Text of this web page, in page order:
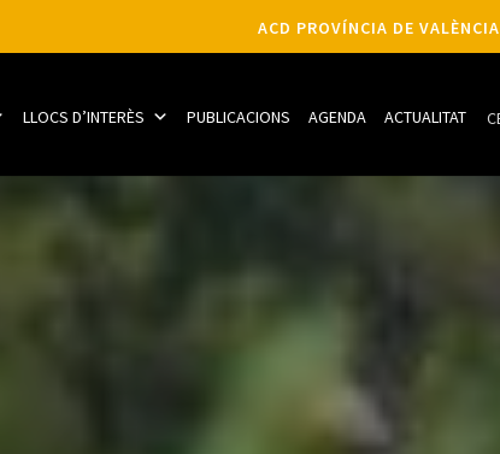
ACD PROVÍNCIA DE VALÈNCIA
LLOCS D’INTERÈS PUBLICACIONS AGENDA ACTUALITAT